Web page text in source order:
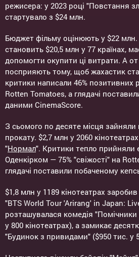
режисера: у 2023 році "Повстання
стартувало з $24 млн.
Бюджет фільму оцінюють у $22
становить $20,5 млн у 77 країнах,
допомогти окупити ці витрати. А
посприяють тому, щоб жахастик
критики написали 46% позитивних
Rotten Tomatoes, а глядачі
даними CinemaScore.
З сьомого по десяте місця
прокату. $2,7 млн у 2060
"Нормал". Критики тепло прийняли
Оденкірком — 75% "свіжості" на
глядачі поставили побаченому
$1,8 млн у 1189 кінотеатрах
"BTS World Tour 'Arirang' in Japan:
розташувалася комедія "Помічники
у 800 кінотеатрах), а замикає
"Будинок з привидами" ($950 тис. у